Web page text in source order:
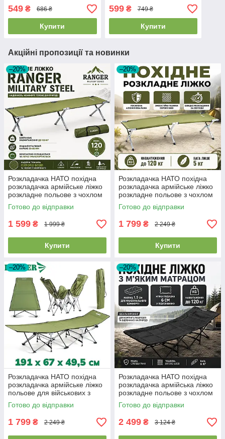
549 ₴ 686 ₴
Купити
черный
599₴ 749 ₴
Купити
Акційні пропозиції та новинки
–20%
Розкладачка НАТО похідна
розкладачка армійське ліжко
розкладне польове з чохлом
Ranger Military Steel
Готово до відправки
1 599 ₴ 1 999 ₴
Купити
–20%
Розкладачка НАТО похідна
розкладачка армійське ліжко
розкладне польове з чохлом
Ranger Military Alum
Готово до відправки
1 799 ₴ 2 249 ₴
Купити
–20%
Розкладачка НАТО похідна
розкладачка армійське ліжко
польове для військових з
чохлом Ranger Military Forest
Готово до відправки
1 799 ₴ 2 249 ₴
–20%
Розкладачка НАТО похідна
розкладачка армійська ліжко
розкладне польове з чохлом
Ranger Forest Lux чорна
Готово до відправки
2 499 ₴ 3 124 ₴